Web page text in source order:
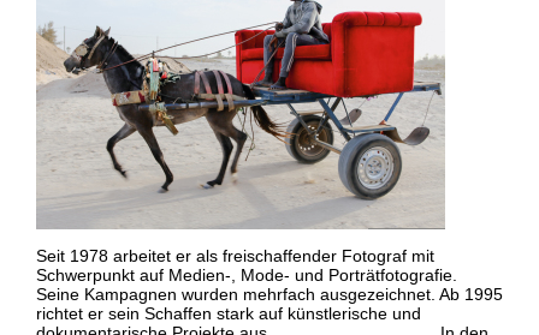
Seit 1978 arbeitet er als freischaffender Fotograf mit
Schwerpunkt auf Medien-, Mode- und Porträtfotografie.
Seine Kampagnen wurden mehrfach ausgezeichnet. Ab 1995
richtet er sein Schaffen stark auf künstlerische und